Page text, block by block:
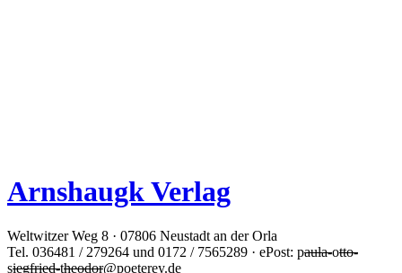
Gottesfurcht ist es schon, die uns den Frieden lieben und pflegen
läßt.« (Otto von Bismarck)
Suchen
Warenkorb
Startseite Verlag Werkausgaben Autoren